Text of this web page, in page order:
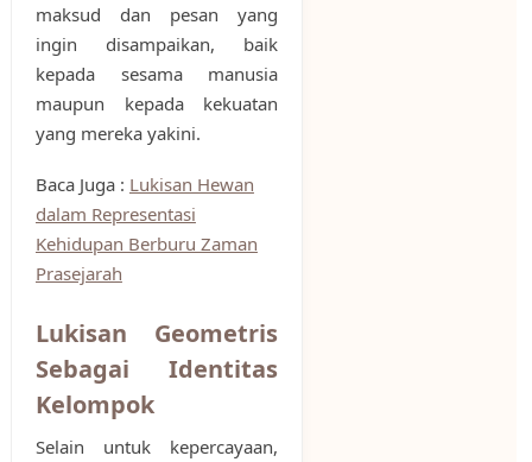
maksud dan pesan yang
ingin disampaikan, baik
kepada sesama manusia
maupun kepada kekuatan
yang mereka yakini.
Baca Juga : Lukisan Hewan
dalam Representasi
Kehidupan Berburu Zaman
Prasejarah
Lukisan Geometris
Sebagai Identitas
Kelompok
Selain untuk kepercayaan,